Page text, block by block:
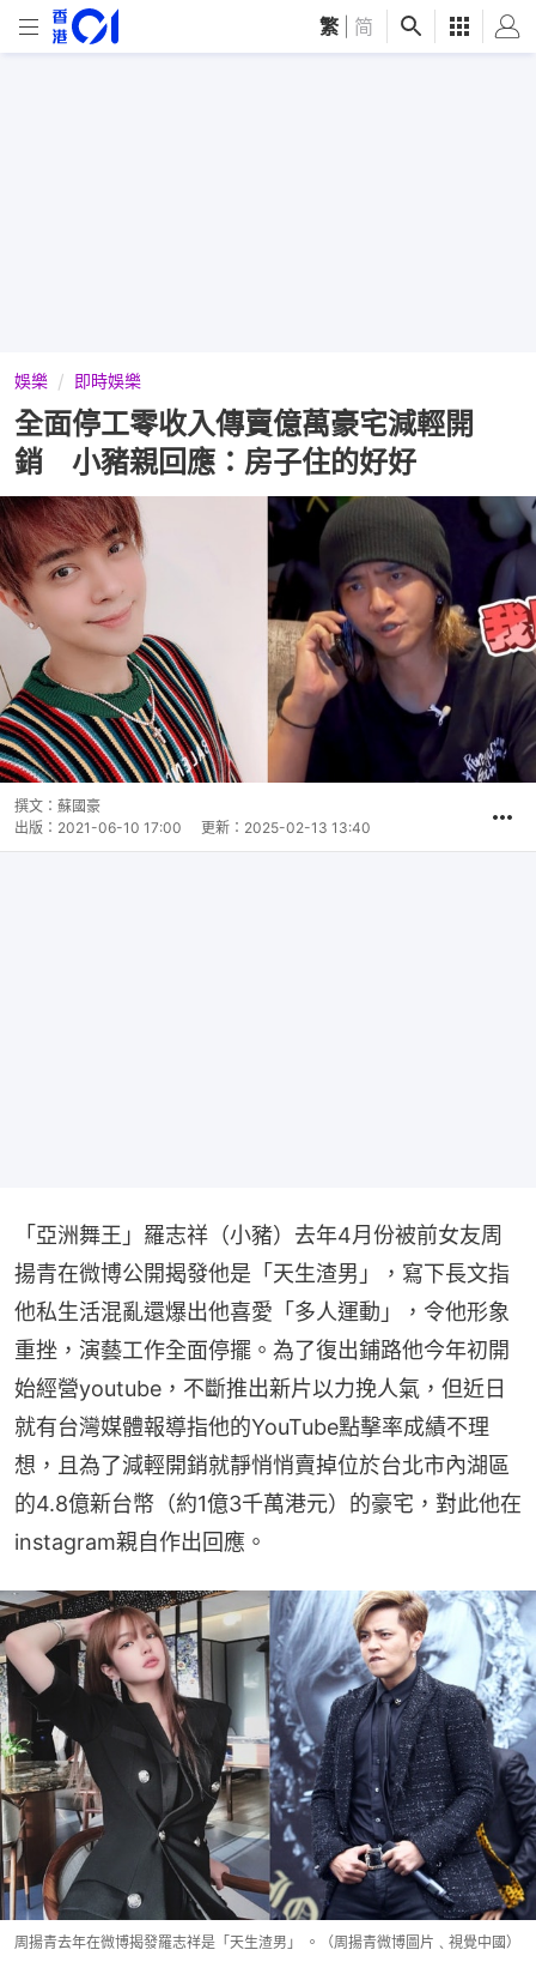
繁 简
娛樂 即時娛樂
全面停工零收入傳賣億萬豪宅減輕開
銷 小豬親回應：房子住的好好
撰文： 蘇國豪
出版： 2021-06-10 17:00 更新： 2025-02-13 13:40
「亞洲舞王」羅志祥（小豬）去年4月份被前女友周
揚青在微博公開揭發他是「天生渣男」，寫下長文指
他私生活混亂還爆出他喜愛「多人運動」，令他形象
重挫，演藝工作全面停擺。為了復出鋪路他今年初開
始經營youtube，不斷推出新片以力挽人氣，但近日
就有台灣媒體報導指他的YouTube點擊率成績不理
想，且為了減輕開銷就靜悄悄賣掉位於台北市內湖區
的4.8億新台幣（約1億3千萬港元）的豪宅，對此他在
instagram親自作出回應。
周揚青去年在微博揭發羅志祥是「天生渣男」 。（周揚青微博圖片﹑視覺中國）